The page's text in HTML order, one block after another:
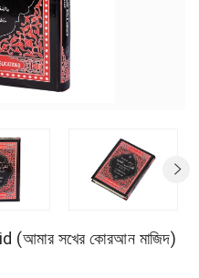
সখের কোরআন মাজিদ)